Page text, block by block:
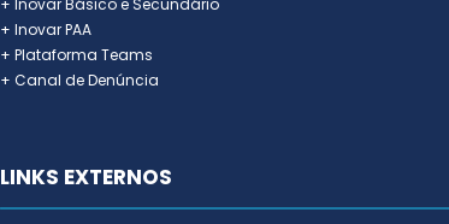
+ Inovar Básico e Secundário
+ Inovar PAA
+ Plataforma Teams
+ Canal de Denúncia
LINKS EXTERNOS